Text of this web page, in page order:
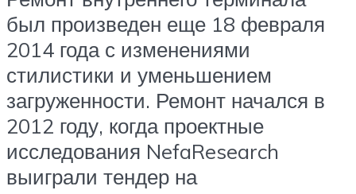
был произведен еще 18 февраля
2014 года с изменениями
стилистики и уменьшением
загруженности. Ремонт начался в
2012 году, когда проектные
исследования NefaResearch
выиграли тендер на